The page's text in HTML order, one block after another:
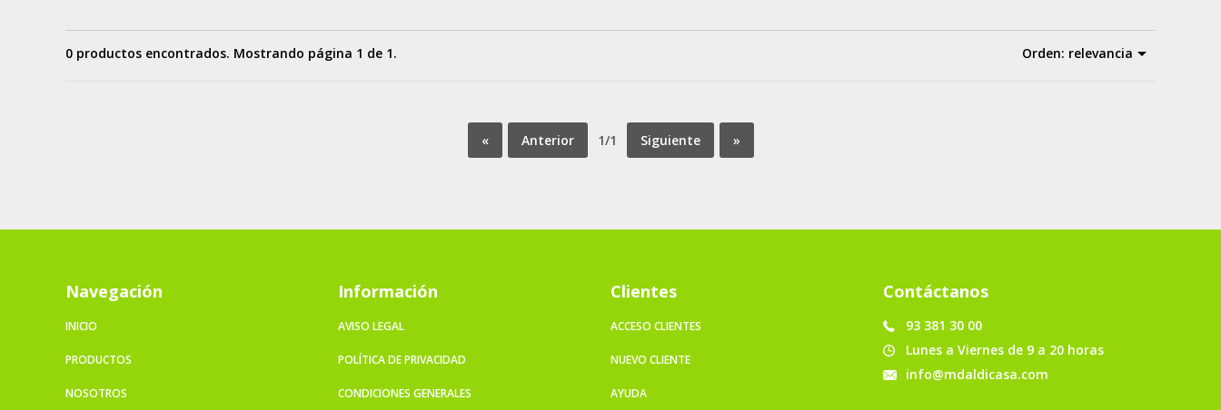
0 productos encontrados. Mostrando página 1 de 1. Orden: relevancia
« Anterior 1/1 Siguiente »
Navegación
INICIO
PRODUCTOS
NOSOTROS
Información
AVISO LEGAL
POLÍTICA DE PRIVACIDAD
CONDICIONES GENERALES
Clientes
ACCESO CLIENTES
NUEVO CLIENTE
AYUDA
Contáctanos
93 381 30 00
Lunes a Viernes de 9 a 20 horas
info@mdaldicasa.com